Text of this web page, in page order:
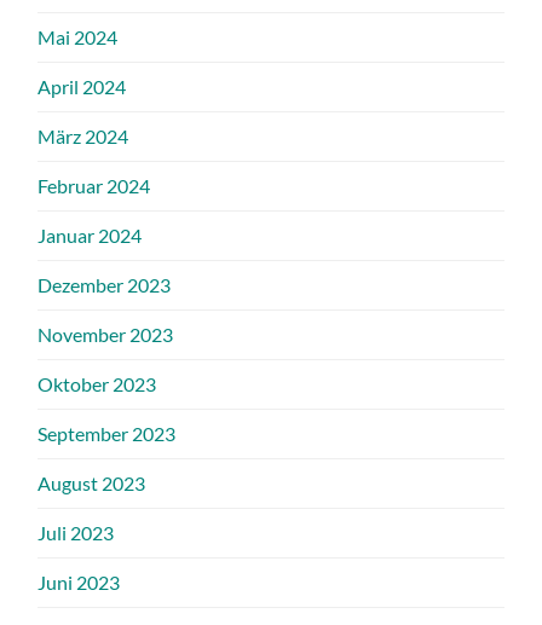
Mai 2024
April 2024
März 2024
Februar 2024
Januar 2024
Dezember 2023
November 2023
Oktober 2023
September 2023
August 2023
Juli 2023
Juni 2023